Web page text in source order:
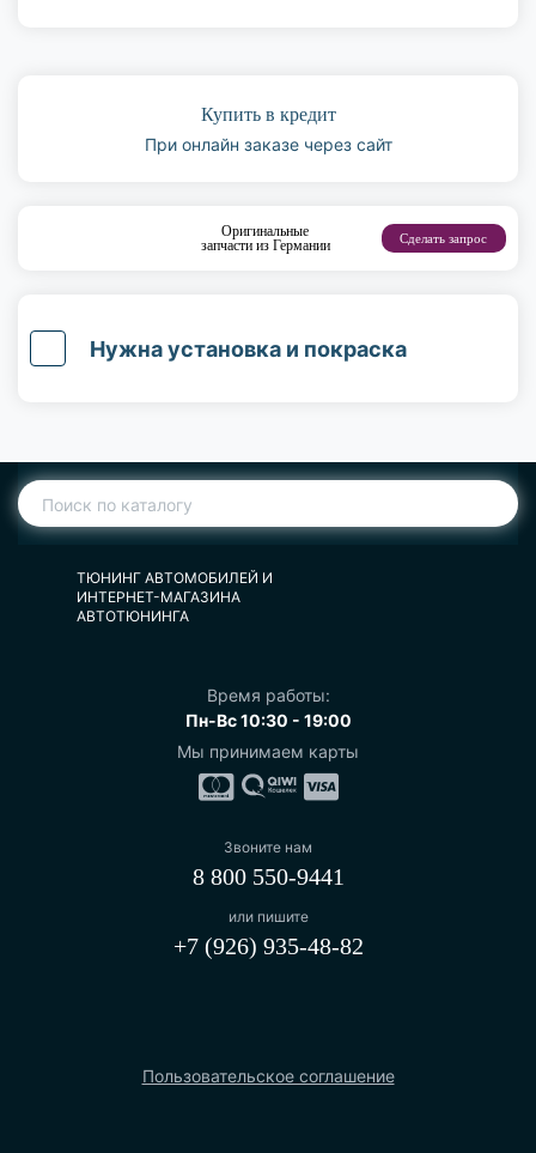
Купить в кредит
При онлайн заказе через сайт
Оригинальные
запчасти из Германии
Сделать запрос
Нужна установка и покраска
ТЮНИНГ АВТОМОБИЛЕЙ И
ИНТЕРНЕТ-МАГАЗИНА
АВТОТЮНИНГА
Время работы:
Пн-Вс 10:30 - 19:00
Мы принимаем карты
Звоните нам
8 800 550-9441
Пользовательское соглашение
или пишите
+7 (926) 935-48-82